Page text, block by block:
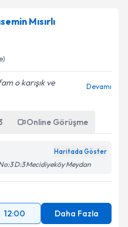
Mısırlı
o karışık ve
Devamı
Online Görüşme
Haritada Göster
D:3 Mecidiyeköy Meydan
12:00 Daha Fazla